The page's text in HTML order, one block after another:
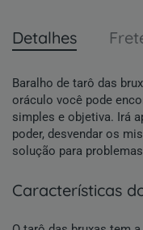
Detalhes
Baralho de tarô das
oráculo você pode
simples e objetiva. Irá
poder, desvendar os
solução para
características